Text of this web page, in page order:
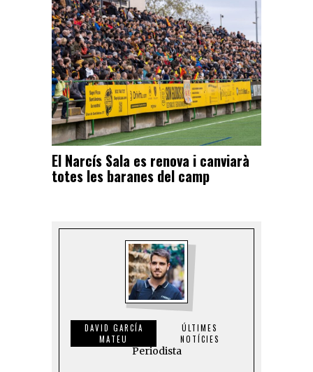
El Narcís Sala es renova i canviarà
totes les baranes del camp
DAVID GARCÍA
MATEU
ÚLTIMES
NOTÍCIES
Periodista